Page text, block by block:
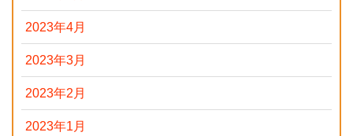
2023年4月
2023年3月
2023年2月
2023年1月